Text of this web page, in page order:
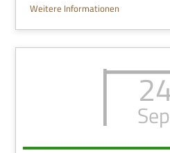
Wei­tere Informationen